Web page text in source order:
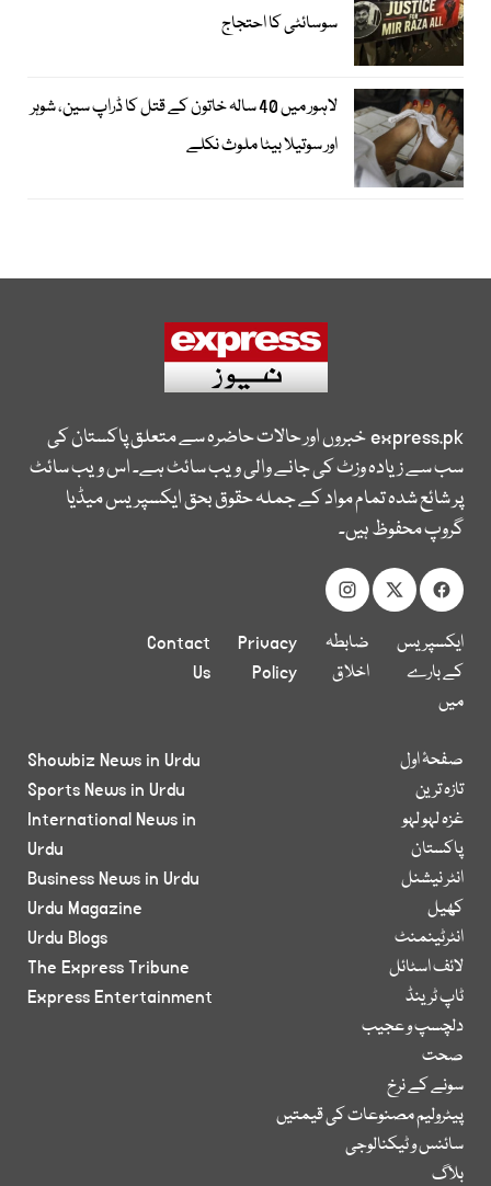
سوسائٹی کا احتجاج
لاہور میں 40 سالہ خاتون کے قتل کا ڈراپ سین، شوہر
اور سوتیلا بیٹا ملوث نکلے
express.pkخبروں اور حالات حاضرہ سے متعلق پاکستان کی
سب سے زیادہ وزٹ کی جانے والی ویب سائٹ ہے۔ اس ویب سائٹ
پر شائع شدہ تمام مواد کے جملہ حقوق بحق ایکسپریس میڈیا
گروپ محفوظ ہیں۔
ایکسپریس
کے بارے
میں
ضابطہ
اخلاق
Privacy
Policy
Contact
Us
صفحۂ اول
تازہ ترین
غزہ لہو لہو
پاکستان
انٹر نیشنل
کھیل
انٹرٹینمنٹ
لائف اسٹائل
ٹاپ ٹرینڈ
دلچسپ و عجیب
صحت
سونے کے نرخ
پیٹرولیم مصنوعات کی قیمتیں
سائنس و ٹیکنالوجی
بلاگ
Showbiz News in Urdu
Sports News in Urdu
International News in
Urdu
Business News in Urdu
Urdu Magazine
Urdu Blogs
The Express Tribune
Express Entertainment